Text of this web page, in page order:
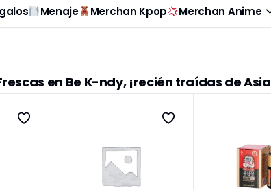
Menaje Merchan Kpop Merchan Anime
en Be K-ndy, ¡recién traídas de